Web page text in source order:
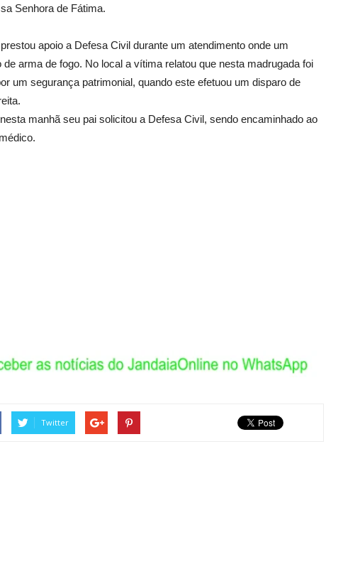
Senhora de Fátima.
apoio a Defesa Civil durante um atendimento onde um
arma de fogo. No local a vítima relatou que nesta madrugada foi
um segurança patrimonial, quando este efetuou um disparo de
manhã seu pai solicitou a Defesa Civil, sendo encaminhado ao
Twitter